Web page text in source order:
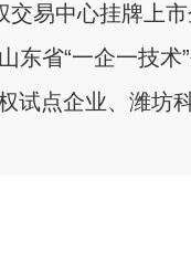
易中心挂牌上
东省“一企一技
试点企业、潍坊